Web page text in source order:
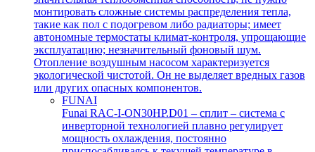
монтировать сложные системы распределения тепла,
такие как пол с подогревом либо радиаторы; имеет
автономные термостаты климат-контроля, упрощающие
эксплуатацию; незначительный фоновый шум.
Отопление воздушным насосом характеризуется
экологической чистотой. Он не выделяет вредных газов
или других опасных компонентов.
FUNAI
Funai RAC-I-ON30HP.D01 – сплит – система с
инверторной технологией плавно регулирует
мощность охлаждения, постоянно